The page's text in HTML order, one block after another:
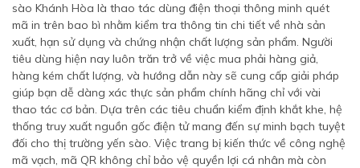
sào Khánh Hòa là thao tác dùng điện thoại thông minh quét
mã in trên bao bì nhằm kiểm tra thông tin chi tiết về nhà sản
xuất, hạn sử dụng và chứng nhận chất lượng sản phẩm. Người
tiêu dùng hiện nay luôn trăn trở về việc mua phải hàng giả,
hàng kém chất lượng, và hướng dẫn này sẽ cung cấp giải pháp
giúp bạn dễ dàng xác thực sản phẩm chính hãng chỉ với vài
thao tác cơ bản. Dựa trên các tiêu chuẩn kiểm định khắt khe, hệ
thống truy xuất nguồn gốc điện tử mang đến sự minh bạch tuyệt
đối cho thị trường yến sào. Việc trang bị kiến thức về công nghệ
mã vạch, mã QR không chỉ bảo vệ quyền lợi cá nhân mà còn